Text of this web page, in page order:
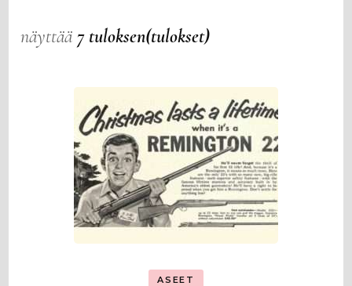
näyttää 7 tuloksen(tulokset)
ASEET